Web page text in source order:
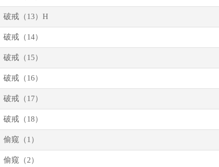
破戒（13）H
破戒（14）
破戒（15）
破戒（16）
破戒（17）
破戒（18）
偷窥（1）
偷窥（2）